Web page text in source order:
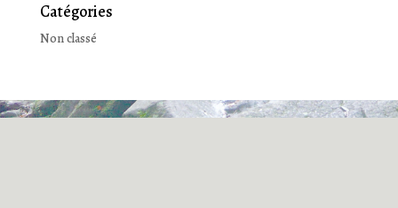
Catégories
Non classé